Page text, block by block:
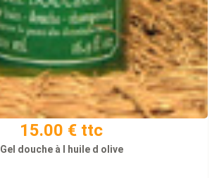
15.00 € ttc
Gel douche à l huile d olive